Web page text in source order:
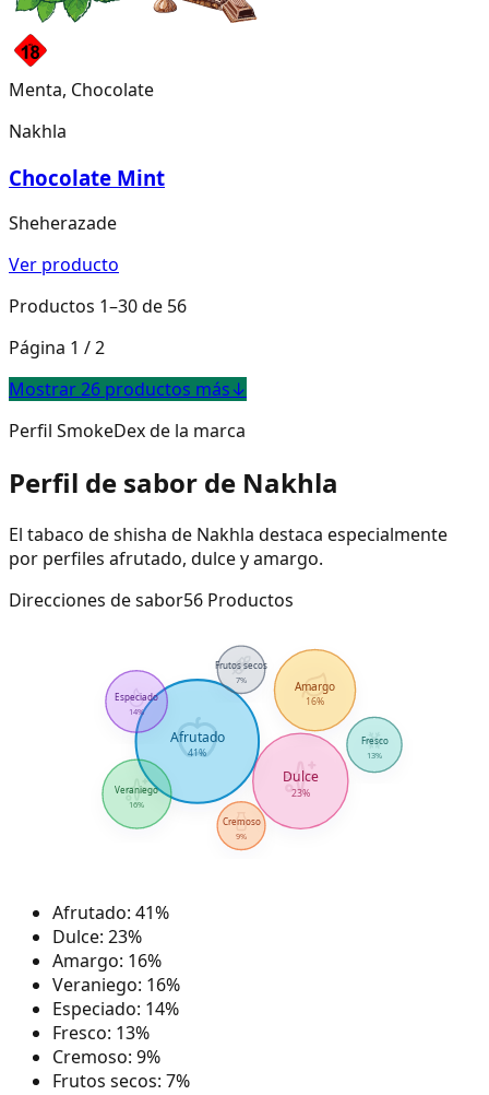
Menta, Chocolate
Nakhla
Chocolate Mint
Sheherazade
Ver producto
Productos 1–30 de 56
Página 1 / 2
Mostrar 26 productos más↓
Perfil SmokeDex de la marca
Perfil de sabor de Nakhla
El tabaco de shisha de Nakhla destaca especialmente
por perfiles afrutado, dulce y amargo.
Direcciones de sabor56 Productos
Afrutado
41%
Dulce
23%
Amargo
16%
Veraniego
16%
Especiado
14%
Fresco
13%
Cremoso
9%
Frutos secos
7%
Afrutado: 41%
Dulce: 23%
Amargo: 16%
Veraniego: 16%
Especiado: 14%
Fresco: 13%
Cremoso: 9%
Frutos secos: 7%